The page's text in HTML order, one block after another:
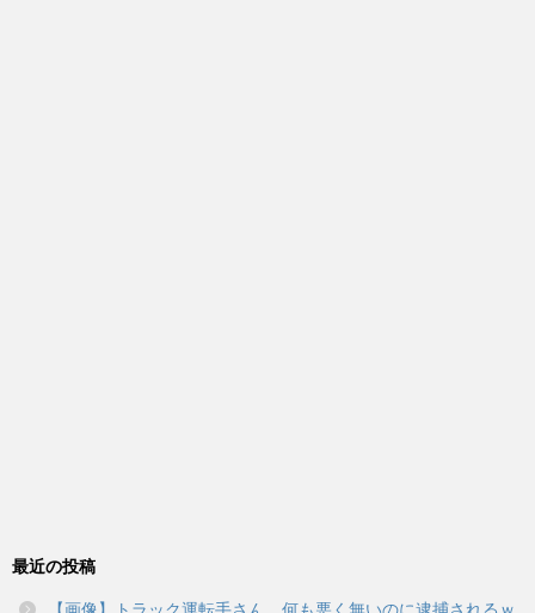
最近の投稿